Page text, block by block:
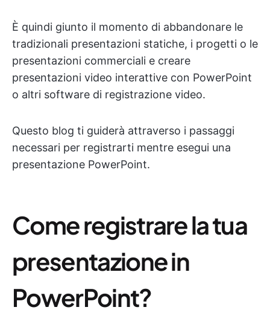
È quindi giunto il momento di abbandonare le
tradizionali presentazioni statiche, i progetti o le
presentazioni commerciali e creare
presentazioni video interattive con PowerPoint
o altri software di registrazione video.
Questo blog ti guiderà attraverso i passaggi
necessari per registrarti mentre esegui una
presentazione PowerPoint.
Come registrare la tua
presentazione in
PowerPoint?